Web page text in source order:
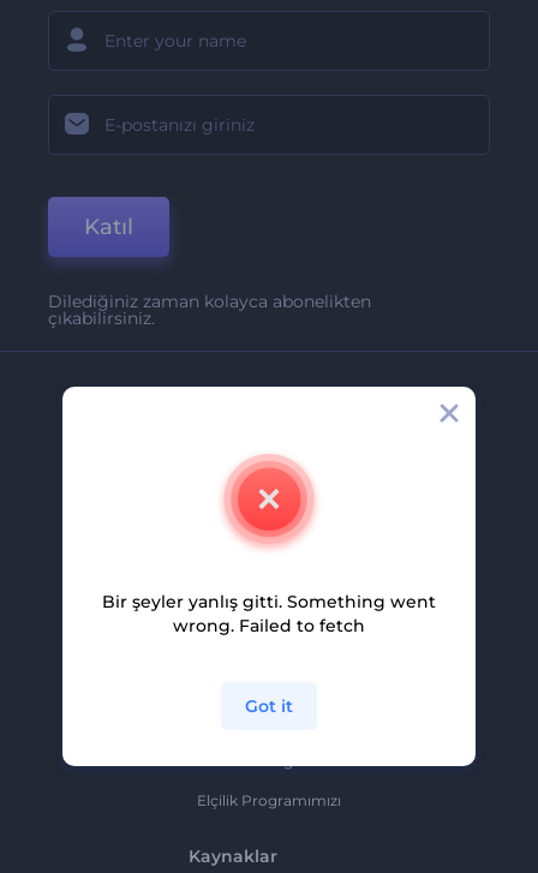
Katıl
Dilediğiniz zaman kolayca abonelikten
çıkabilirsiniz.
İletişim
Kariyer
Ortaklık Programı
Elçilik Programımızı
Kaynaklar
Bir şeyler yanlış gitti. Something went
wrong. Failed to fetch
Got it